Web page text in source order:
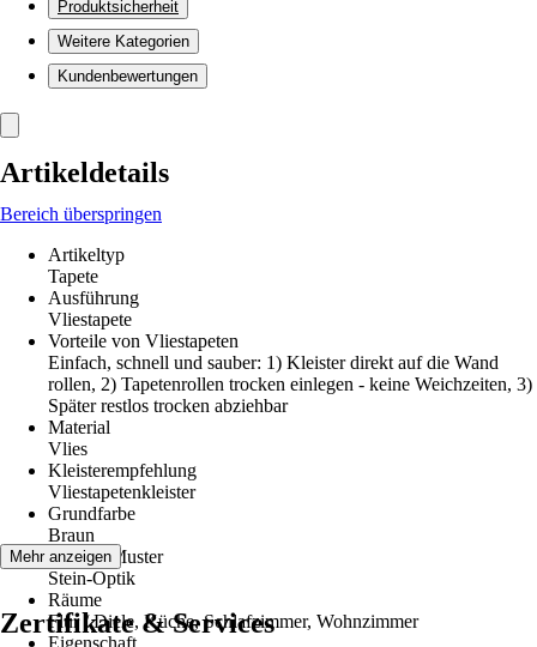
Produktsicherheit
Weitere Kategorien
Kundenbewertungen
Artikeldetails
Bereich überspringen
Artikeltyp
Tapete
Ausführung
Vliestapete
Vorteile von Vliestapeten
Einfach, schnell und sauber: 1) Kleister direkt auf die Wand
rollen, 2) Tapetenrollen trocken einlegen - keine Weichzeiten, 3)
Später restlos trocken abziehbar
Material
Vlies
Kleisterempfehlung
Vliestapetenkleister
Grundfarbe
Braun
Dekor / Muster
Stein-Optik
Räume
Flur / Diele, Küche, Schlafzimmer, Wohnzimmer
Eigenschaft
Mehr anzeigen
Zertifikate & Services